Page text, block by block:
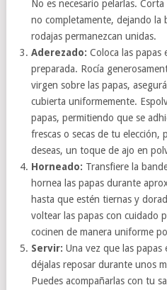
No es necesario pelarlas.
no completamente, dejando la
rodajas permanezcan unidas.
Aderezado: Coloca las papas
preparada. Rocía
virgen sobre las papas,
cubierta uniformemente.
papas, permitiendo que se
frescas o secas de tu elección,
deseas, un toque de ajo en
Horneado: Transfiere la
hornea las papas durante
hasta que estén tiernas y
voltear las papas con cuidado
cocinen de manera uniforme
Servir: Una vez que las
déjalas reposar durante unos
Puedes acompañarlas con tu